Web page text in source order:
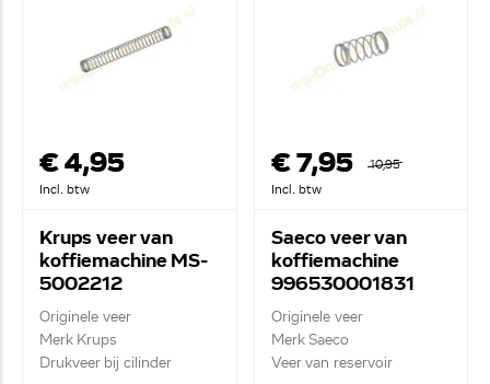
€ 4,95
Incl. btw
Krups veer van
koffiemachine MS-
5002212
Originele veer
Merk Krups
Drukveer bij cilinder
€ 7,95
10,95
Incl. btw
Saeco veer van
koffiemachine
996530001831
Originele veer
Merk Saeco
Veer van reservoir